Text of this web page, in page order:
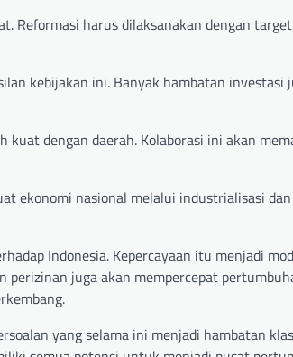
Reformasi harus dilaksanakan dengan
kebijakan ini. Banyak hambatan investasi
dengan daerah. Kolaborasi ini akan
ekonomi nasional melalui industrialisasi
Indonesia. Kepercayaan itu menjadi
juga akan mempercepat
yang selama ini menjadi hambatan